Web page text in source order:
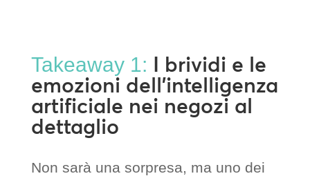
Takeaway 1: I brividi e le
emozioni dell’intelligenza
artificiale nei negozi al
dettaglio
Non sarà una sorpresa, ma uno dei